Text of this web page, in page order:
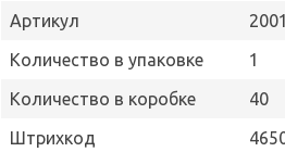
Артикул
Количество в упаковке
1
Количество в коробке
40
Штрихкод